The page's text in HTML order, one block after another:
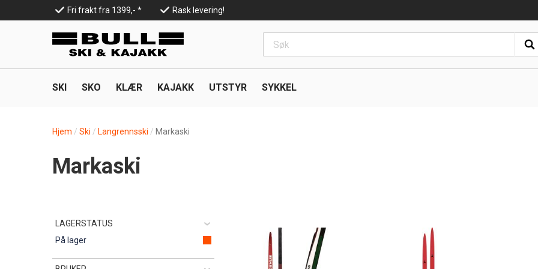
til
hovedinnhold
Top
Line
Fri frakt fra 1399,- * Rask levering!
SKI SKO KLÆR KAJAKK UTSTYR SYKKEL
Hjem Ski Langrennsski Markaski
Markaski
LAGERSTATUS
På lager